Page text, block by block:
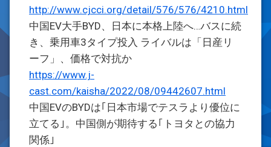
http://www.cjcci.org/detail/576/576/4210.html
中国EV大手BYD、日本に本格上陸へ…バスに続
き、乗用車3タイプ投入 ライバルは「日産リ
ーフ」、価格で対抗か
https://www.j-
cast.com/kaisha/2022/08/09442607.html
中国EVのBYDは｢日本市場でテスラより優位に
立てる｣。中国側が期待する｢トヨタとの協力
関係｣